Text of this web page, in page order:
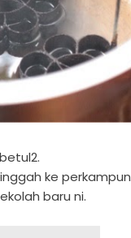
ke
baru ni.